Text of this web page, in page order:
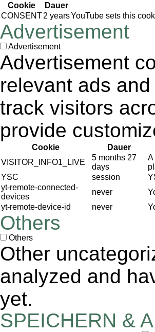
Cookie Dauer
CONSENT2 yearsYouTube sets this
Advertisement
Advertisement
Advertisement
relevant ads
track visitors
provide
Cookie
Dauer
VISITOR_INFO1_LIVE
5 months 27
days
A
YSC
session
yt-remote-connected-
devices
never
yt-remote-device-id
never
Others
Others
Other
analyzed and
yet.
SPEICHERN &